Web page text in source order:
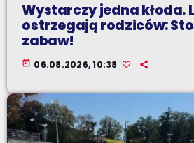
Wystarczy jedna kłoda.
ostrzegają rodziców:
zabaw!
today 06.08.2026, 10:38